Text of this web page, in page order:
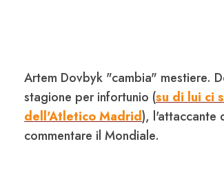
Artem Dovbyk "cambia" mestiere.
stagione per infortunio (su di lui ci
dell'Atletico Madrid), l'attaccante
commentare il Mondiale.